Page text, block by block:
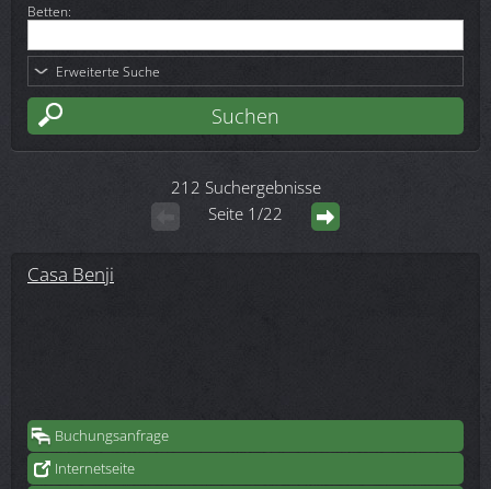
Betten:
Erweiterte Suche
212 Suchergebnisse
Seite 1/22
Casa Benji
Buchungsanfrage
Internetseite